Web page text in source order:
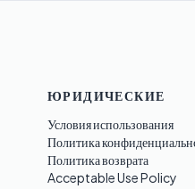
ЮРИДИЧЕСКИЕ
Условия использования
Политика
Политика возврата
Acceptable Use Policy